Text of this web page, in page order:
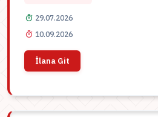
29.07.2026
10.09.2026
İlana Git